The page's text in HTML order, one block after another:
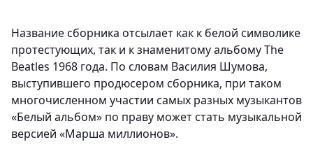
Название сборника отсылает как к белой символике
протестующих, так и к знаменитому альбому The
Beatles 1968 года. По словам Василия Шумова,
выступившего продюсером сборника, при таком
многочисленном участии самых разных музыкантов
«Белый альбом» по праву может стать музыкальной
версией «Марша миллионов».